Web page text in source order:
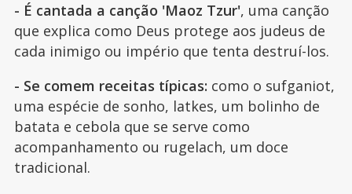
- É cantada a canção 'Maoz Tzur', uma canção
que explica como Deus protege aos judeus de
cada inimigo ou império que tenta destruí-los.
- Se comem receitas típicas: como o sufganiot,
uma espécie de sonho, latkes, um bolinho de
batata e cebola que se serve como
acompanhamento ou rugelach, um doce
tradicional.